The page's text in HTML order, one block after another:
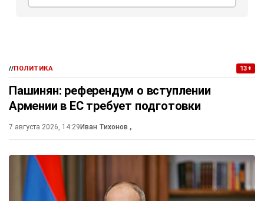
//ПОЛИТИКА 13+
Пашинян: референдум о вступлении
Армении в ЕС требует подготовки
7 августа 2026, 14:29 Иван Тихонов ,